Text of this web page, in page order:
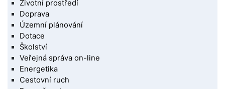
Životní prostředí
Doprava
Územní plánování
Dotace
Školství
Veřejná správa on-line
Energetika
Cestovní ruch